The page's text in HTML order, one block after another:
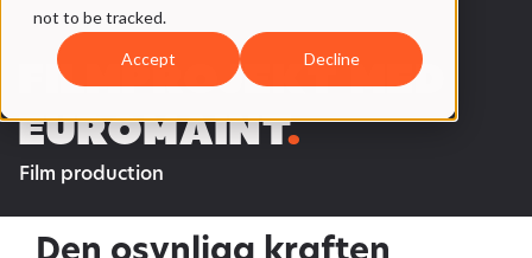
not to be tracked.
Accept Decline
FILMPROJEKT MED
EUROMAINT.
Film production